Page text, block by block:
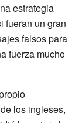
estrategia
fueran un gran
falsos para
fuerza mucho
los ingleses,